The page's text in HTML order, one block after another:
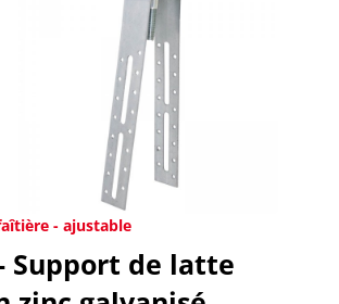
- ajustable
Support de latte